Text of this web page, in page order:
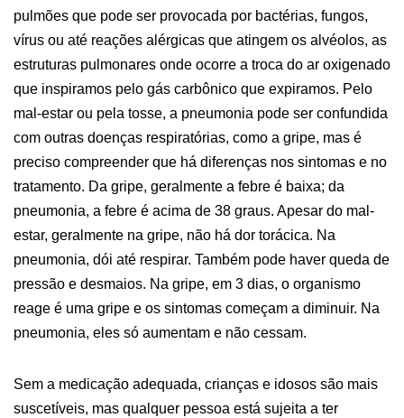
pulmões que pode ser provocada por bactérias, fungos,
vírus ou até reações alérgicas que atingem os alvéolos, as
estruturas pulmonares onde ocorre a troca do ar oxigenado
que inspiramos pelo gás carbônico que expiramos. Pelo
mal-estar ou pela tosse, a pneumonia pode ser confundida
com outras doenças respiratórias, como a gripe, mas é
preciso compreender que há diferenças nos sintomas e no
tratamento. Da gripe, geralmente a febre é baixa; da
pneumonia, a febre é acima de 38 graus. Apesar do mal-
estar, geralmente na gripe, não há dor torácica. Na
pneumonia, dói até respirar. Também pode haver queda de
pressão e desmaios. Na gripe, em 3 dias, o organismo
reage é uma gripe e os sintomas começam a diminuir. Na
pneumonia, eles só aumentam e não cessam.
Sem a medicação adequada, crianças e idosos são mais
suscetíveis, mas qualquer pessoa está sujeita a ter